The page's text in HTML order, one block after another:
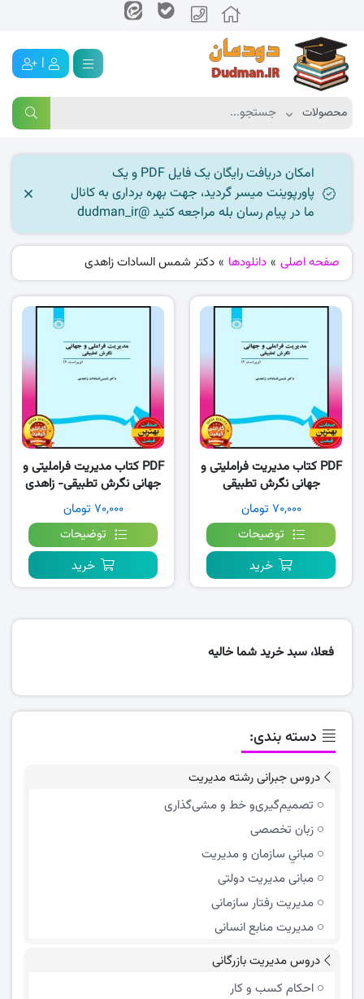
|
امکان دریافت رایگان یک فایل PDF و یک
پاورپوینت میسر گردید، جهت بهره برداری به کانال
ما در پیام رسان بله مراجعه کنید @dudman_ir
صفحه اصلی » دانلودها » دکتر شمس السادات زاهدی
PDF کتاب مدیریت فراملیتی و
جهانی نگرش تطبیقی
۷۰,۰۰۰ تومان
توضیحات
خرید
PDF کتاب مدیریت فراملیتی و
جهانی نگرش تطبیقی- زاهدی
۷۰,۰۰۰ تومان
توضیحات
خرید
فعلا، سبد خرید شما خالیه
دسته بندی:
دروس جبرانی رشته مدیریت
تصمیم‌گیری‌و خط و مشی‌گذاری
زبان تخصصی
مباني سازمان و مديريت
مبانی مدیریت دولتی
مدیریت رفتار سازمانی
مدیریت منابع انسانی
دروس مدیریت بازرگانی
احکام کسب و کار